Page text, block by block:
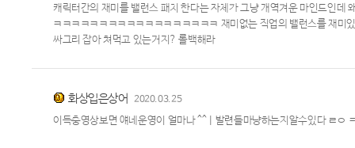
캐릭터간의 재미를 밸런스 패치 한다는 자체가 그냥 개역겨운 마인드인
ㅋㅋㅋㅋㅋㅋㅋㅋㅋㅋㅋㅋㅋㅋㅋㅋㅋㅋ 재미없는 직업의 밸런스를 재
싸그리 잡아 쳐먹고 있는거지? 롤백해라
화상입은상어 2020.03.25
이득충영상보면 얘네운영이 얼마나 ^^ㅣ발련들마냥하는지알수있다 ㄹㅇ